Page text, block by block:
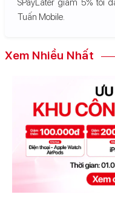
SPayLater giảm 5% tối
Tuấn Mobile.
Xem Nhiều Nhất